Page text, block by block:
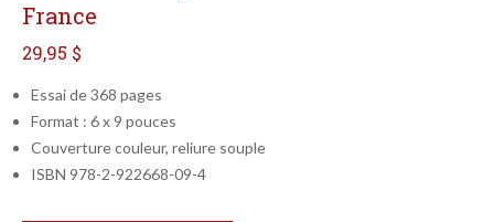
France
29,95 $
Essai de 368 pages
Format : 6 x 9 pouces
Couverture couleur, reliure souple
ISBN 978-2-922668-09-4